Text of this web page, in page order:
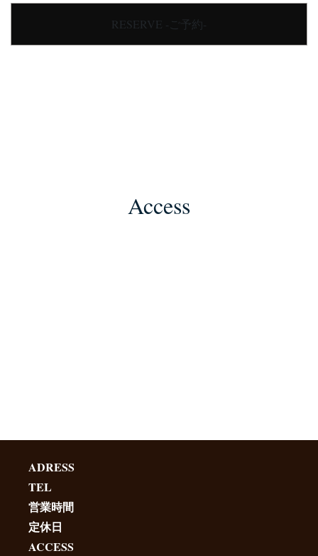
RESERVE -ご予約-
Access
ADRESS
TEL
営業時間
定休日
ACCESS